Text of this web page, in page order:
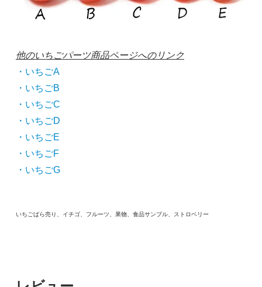
他のいちごパーツ商品ページへのリンク
・いちごA
・いちごB
・いちごC
・いちごD
・いちごE
・いちごF
・いちごG
いちごばら売り、イチゴ、フルーツ、果物、食品サンプル、ストロベリー